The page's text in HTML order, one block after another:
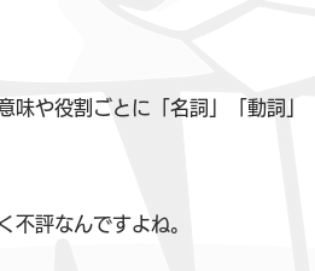
や役割ごとに「名詞」「動詞」
不評なんですよね。